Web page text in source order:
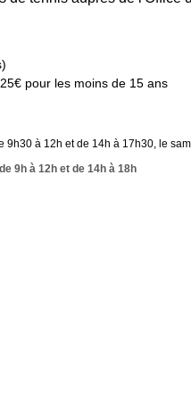
pour les moins de 15 ans
à 12h et de 14h à 17h30, le
9h à 12h et de 14h à 18h